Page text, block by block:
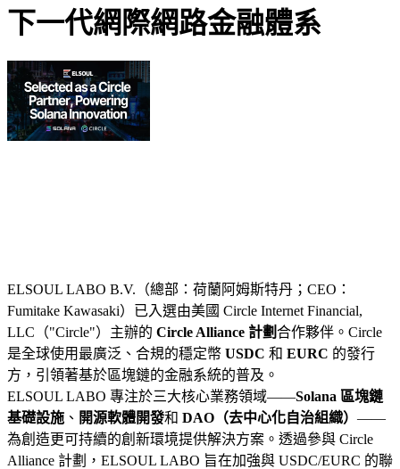
下一代網際網路金融體系
ELSOUL LABO B.V.（總部：荷蘭阿姆斯特丹；CEO：
Fumitake Kawasaki）已入選由美國 Circle Internet Financial,
LLC（"Circle"）主辦的 Circle Alliance 計劃合作夥伴。Circle
是全球使用最廣泛、合規的穩定幣 USDC 和 EURC 的發行
方，引領著基於區塊鏈的金融系統的普及。
ELSOUL LABO 專注於三大核心業務領域——Solana 區塊鏈
基礎設施 、 開源軟體開發和 DAO（去中心化自治組織） ——
為創造更可持續的創新環境提供解決方案。透過參與 Circle
Alliance 計劃，ELSOUL LABO 旨在加強與 USDC/EURC 的聯